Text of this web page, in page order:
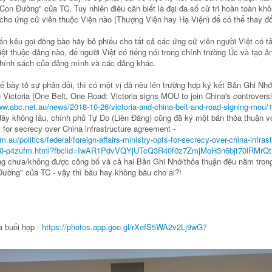
Đường" của TC. Tuy nhiên điều cần biết là đại đa số cử tri hoàn toàn
ứng cử viên thuộc Viện nào (Thượng Viện hay Hạ Viện) để có thể thay
kêu gọi đồng bào hãy bỏ phiếu cho tất cả các ứng cử viên người Việt có
thuộc đảng nào, để người Việt có tiếng nói trong chính trường Úc và tạo
sách của đảng mình và các đảng khác.
bày tỏ sự phản đối, thì có một vị đã nêu lên trường hợp ký kết Bản Ghi
(One Belt, One Road: Victoria signs MOU to join China's
news/2018-10-26/victoria-and-china-belt-and-road-signing-mou/
không lâu, chính phủ Tự Do (Liên Đảng) cũng đã ký một bản thỏa thuận
secrecy over China infrastructure agreement -
politics/federal/foreign-affairs-ministry-opts-for-secrecy-over-china-
chưa/không được công bố và cả hai Bản Ghi Nhớ/thỏa thuận đều nằm
của TC - vậy thì bầu hay không bầu cho ai?!
buổi họp - https://photos.app.goo.gl/rXefS5WA2v2Lj9wG7